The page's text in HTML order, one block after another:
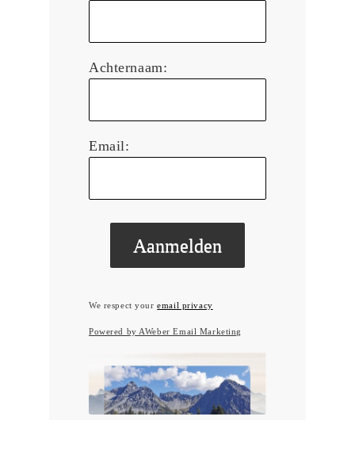
Achternaam:
Email:
We respect youremail privacy
Powered by AWeber Email Marketing